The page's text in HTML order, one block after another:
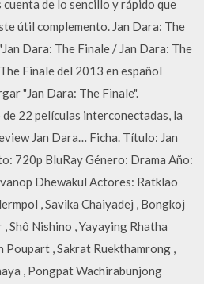
de lo sencillo y rápido que
útil complemento. Jan Dara: The
Dara: The Finale / Jan Dara: The
Finale del 2013 en español
"Jan Dara: The Finale".
22 películas interconectadas, la
Jan Dara… Ficha. Título: Jan
720p BluRay Género: Drama Año:
Dhewakul Actores: Ratklao
, Savika Chaiyadej , Bongkoj
Shô Nishino , Yayaying Rhatha
, Sakrat Ruekthamrong ,
, Pongpat Wachirabunjong